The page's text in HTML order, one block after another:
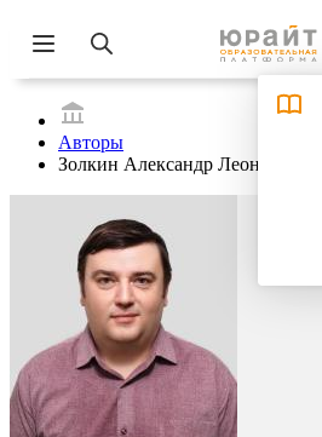
Авторы
Золкин Александр Леонидович